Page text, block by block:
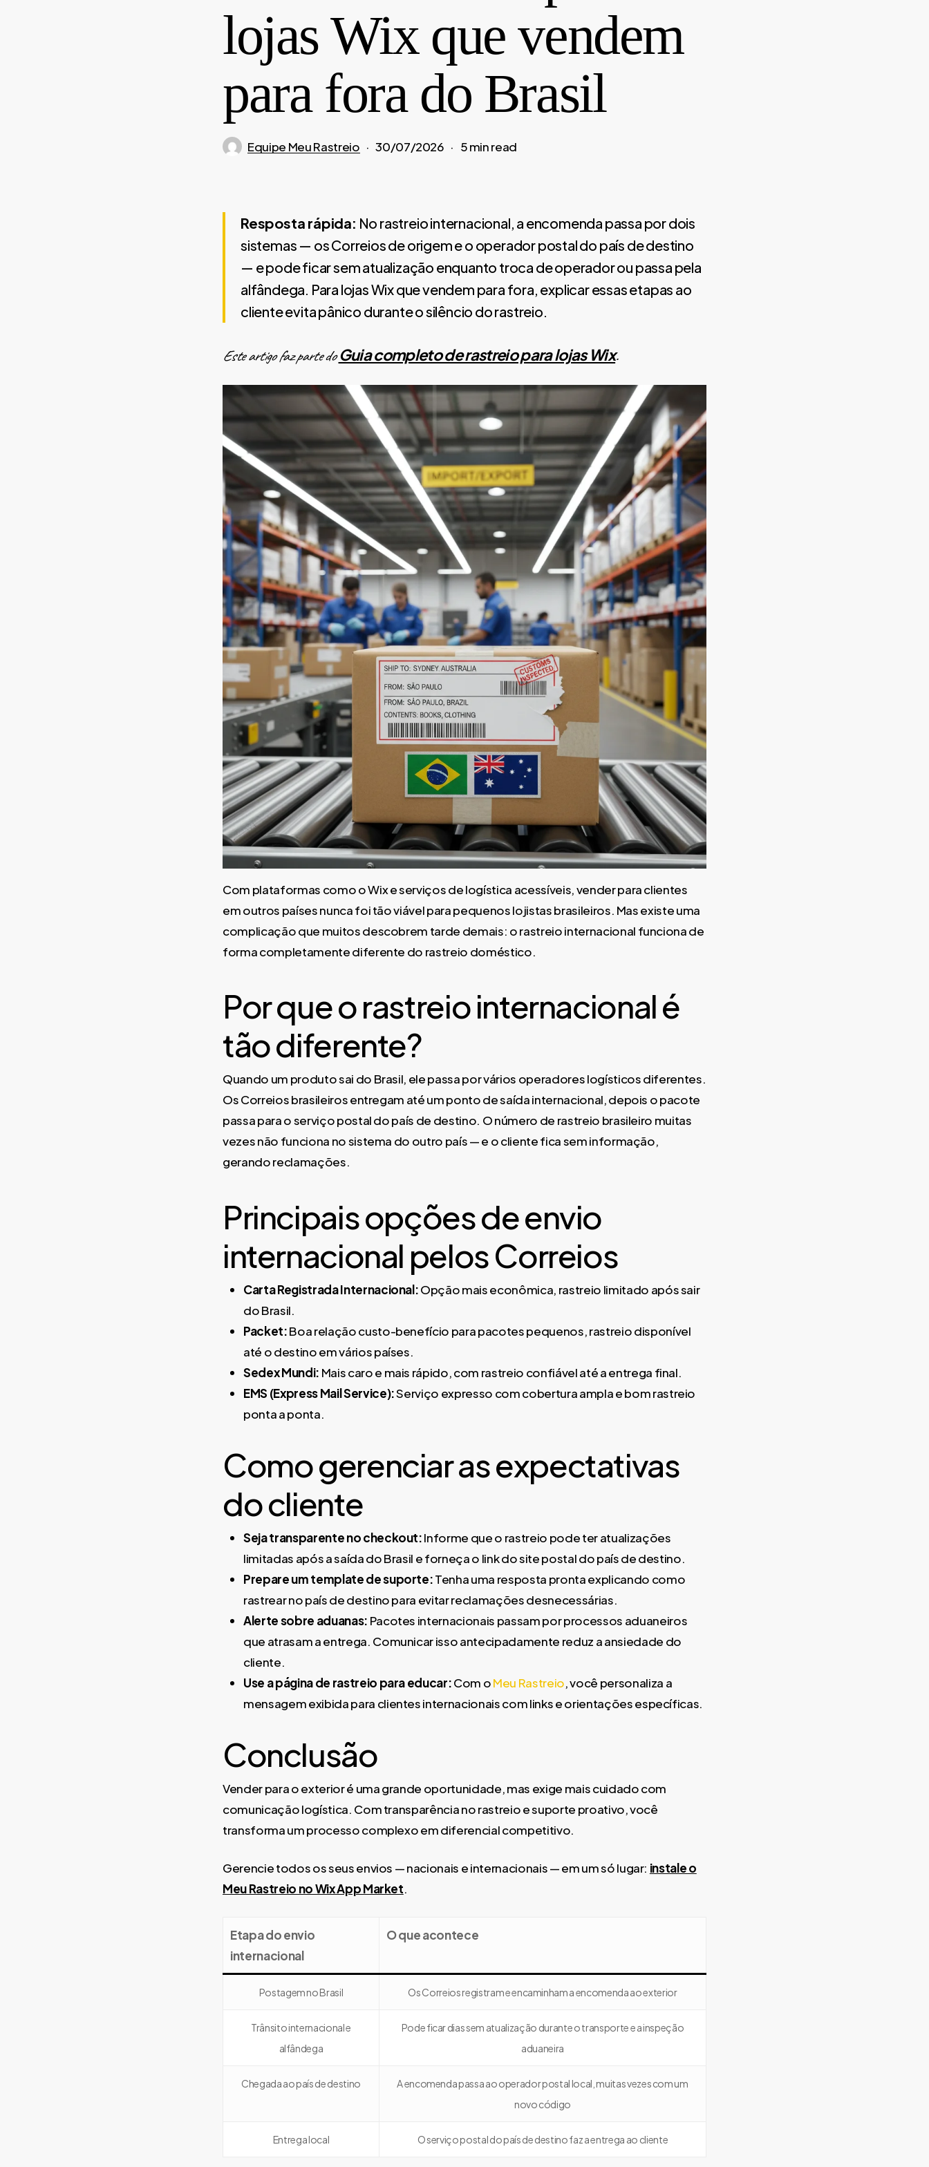
lojas Wix que vendem
para fora do Brasil
Equipe Meu Rastreio 30/07/2026 5 min read
Resposta rápida: No rastreio internacional, a encomenda passa por dois
sistemas — os Correios de origem e o operador postal do país de destino
— e pode ficar sem atualização enquanto troca de operador ou passa pela
alfândega. Para lojas Wix que vendem para fora, explicar essas etapas ao
cliente evita pânico durante o silêncio do rastreio.
Este artigo faz parte doGuia completo de rastreio para lojas Wix.
Com plataformas como o Wix e serviços de logística acessíveis, vender para clientes
em outros países nunca foi tão viável para pequenos lojistas brasileiros. Mas existe uma
complicação que muitos descobrem tarde demais: o rastreio internacional funciona de
forma completamente diferente do rastreio doméstico.
Por que o rastreio internacional é
tão diferente?
Quando um produto sai do Brasil, ele passa por vários operadores logísticos diferentes.
Os Correios brasileiros entregam até um ponto de saída internacional, depois o pacote
passa para o serviço postal do país de destino. O número de rastreio brasileiro muitas
vezes não funciona no sistema do outro país — e o cliente fica sem informação,
gerando reclamações.
Principais opções de envio
internacional pelos Correios
Carta Registrada Internacional:Opção mais econômica, rastreio limitado após sair
do Brasil.
Packet:Boa relação custo-benefício para pacotes pequenos, rastreio disponível
até o destino em vários países.
Sedex Mundi: Mais caro e mais rápido, com rastreio confiável até a entrega final.
EMS (Express Mail Service):Serviço expresso com cobertura ampla e bom rastreio
ponta a ponta.
Como gerenciar as expectativas
do cliente
Seja transparente no checkout:Informe que o rastreio pode ter atualizações
limitadas após a saída do Brasil e forneça o link do site postal do país de destino.
Prepare um template de suporte:Tenha uma resposta pronta explicando como
rastrear no país de destino para evitar reclamações desnecessárias.
Alerte sobre aduanas: Pacotes internacionais passam por processos aduaneiros
que atrasam a entrega. Comunicar isso antecipadamente reduz a ansiedade do
cliente.
Use a página de rastreio para educar:Com oMeu Rastreio, você personaliza a
mensagem exibida para clientes internacionais com links e orientações específicas.
Conclusão
Vender para o exterior é uma grande oportunidade, mas exige mais cuidado com
comunicação logística. Com transparência no rastreio e suporte proativo, você
transforma um processo complexo em diferencial competitivo.
Gerencie todos os seus envios — nacionais e internacionais — em um só lugar: instale o
Meu Rastreio no Wix App Market.
Etapa do envio
internacional
O que acontece
Postagem no Brasil Os Correios registram e encaminham a encomenda ao exterior
Trânsito internacional e
alfândega
Pode ficar dias sem atualização durante o transporte e a inspeção
aduaneira
Chegada ao país de destino
A encomenda passa ao operador postal local, muitas vezes com um
novo código
Entrega local O serviço postal do país de destino faz a entrega ao cliente